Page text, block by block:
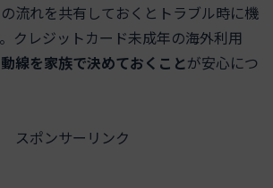
流れを共有しておくとトラブル時に機
クレジットカード未成年の海外利用
線を家族で決めておくことが安心につ
スポンサーリンク